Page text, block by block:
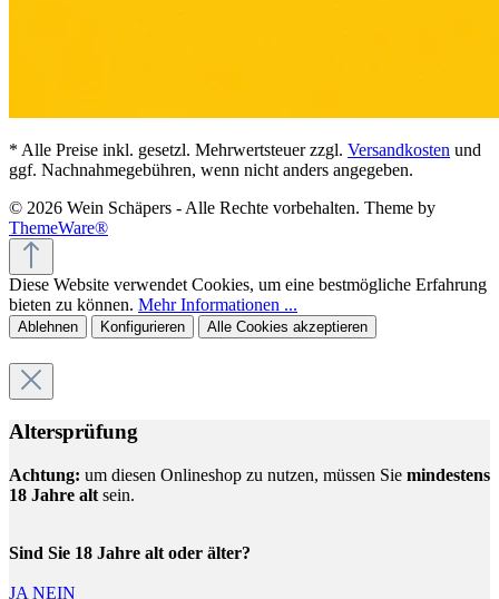
* Alle Preise inkl. gesetzl. Mehrwertsteuer zzgl. Versandkosten und
ggf. Nachnahmegebühren, wenn nicht anders angegeben.
© 2026 Wein Schäpers - Alle Rechte vorbehalten. Theme by
ThemeWare®
Diese Website verwendet Cookies, um eine bestmögliche Erfahrung
bieten zu können. Mehr Informationen ...
Ablehnen Konfigurieren Alle Cookies akzeptieren
Altersprüfung
Achtung: um diesen Onlineshop zu nutzen, müssen Sie mindestens
18 Jahre alt sein.
Sind Sie 18 Jahre alt oder älter?
JA NEIN